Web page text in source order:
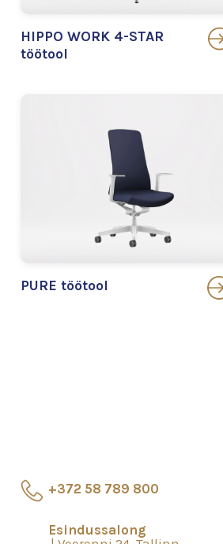
HIPPO WORK 4-STAR
töötool
PURE töötool
+372 58 789 800
Esindussalong